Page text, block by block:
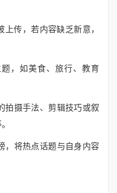
传，若内容缺乏新意，
，如美食、旅行、教育
拍摄手法、剪辑技巧或叙
，将热点话题与自身内容